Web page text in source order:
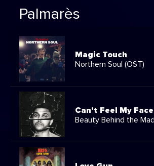
Palmarès
Magic Touch
Northern Soul (OST)
Can't Feel My Face
Beauty Behind the